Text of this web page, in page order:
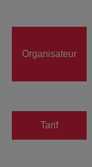
Organisateur
Tarif